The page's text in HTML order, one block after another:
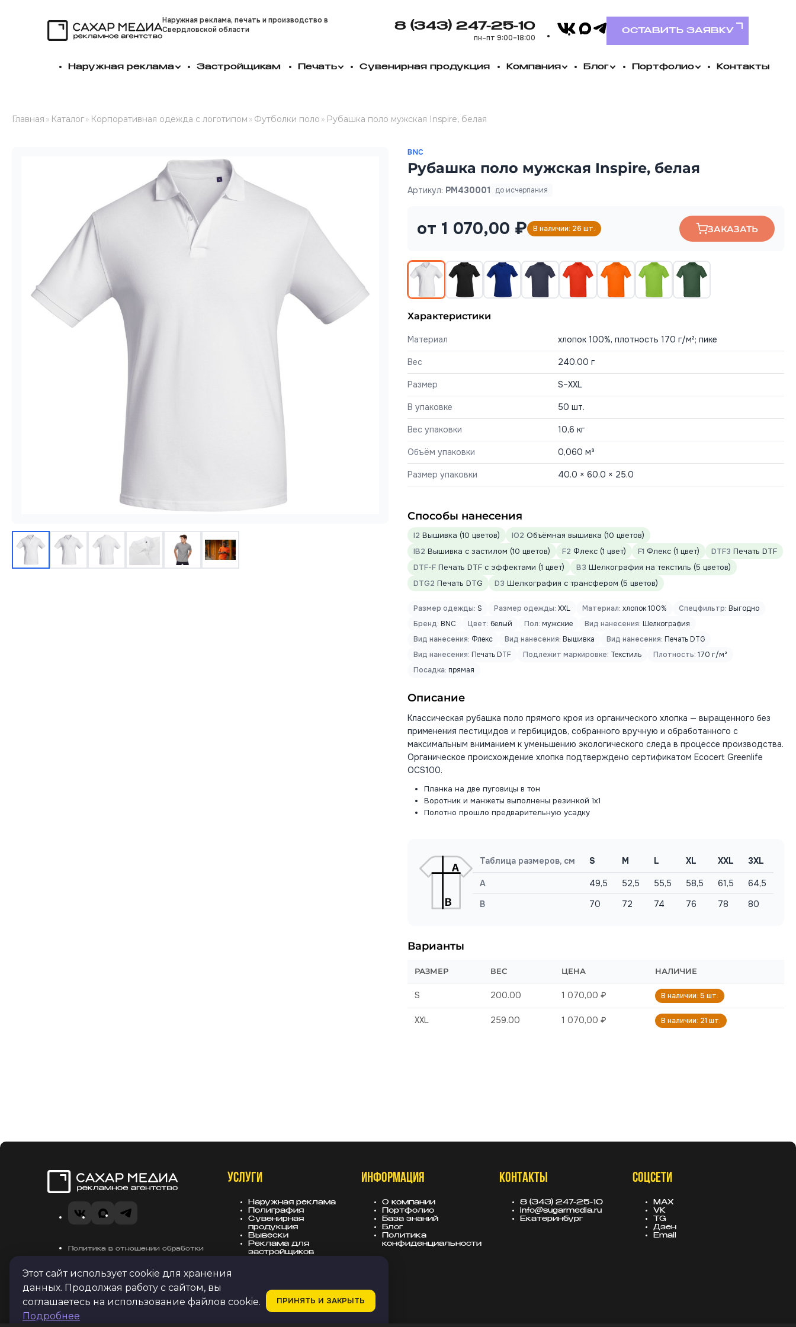
Наружная реклама, печать и производство в
Свердловской области
8 (343) 247-25-10
пн–пт 9:00–18:00
VK MAXTelegramОСТАВИТЬ ЗАЯВКУ
Наружная реклама Застройщикам Печать Сувенирная продукция Компания Блог Портфолио Контакты
Главная » Каталог» Корпоративная одежда с логотипом » Футболки поло » Рубашка поло мужская Inspire, белая
BNC
Рубашка поло мужская Inspire, белая
Артикул: PM430001 до исчерпания
от 1 070,00 ₽ В наличии: 26 шт. ЗАКАЗАТЬ
Характеристики
Материал хлопок 100%, плотность 170 г/м²; пике
Вес 240.00 г
Размер S–XXL
В упаковке 50 шт.
Вес упаковки 10,6 кг
Объём упаковки 0,060 м³
Размер упаковки 40.0 × 60.0 × 25.0
Способы нанесения
I2 Вышивка (10 цветов) IO2 Объёмная вышивка (10 цветов)
IB2 Вышивка с застилом (10 цветов) F2 Флекс (1 цвет) F1 Флекс (1 цвет) DTF3 Печать DTF
DTF-F Печать DTF с эффектами (1 цвет) B3 Шелкография на текстиль (5 цветов)
DTG2 Печать DTG D3 Шелкография с трансфером (5 цветов)
Размер одежды: S Размер одежды: XXL Материал: хлопок 100% Спецфильтр: Выгодно
Бренд: BNC Цвет: белый Пол: мужские Вид нанесения: Шелкография
Вид нанесения: Флекс Вид нанесения: Вышивка Вид нанесения: Печать DTG
Вид нанесения: Печать DTF Подлежит маркировке: Текстиль Плотность: 170 г/м²
Посадка: прямая
Описание
Классическая рубашка поло прямого кроя из органического хлопка — выращенного без
применения пестицидов и гербицидов, собранного вручную и обработанного с
максимальным вниманием к уменьшению экологического следа в процессе производства.
Органическое происхождение хлопка подтверждено сертификатом Ecocert Greenlife
OCS100.
Планка на две пуговицы в тон
Воротник и манжеты выполнены резинкой 1х1
Полотно прошло предварительную усадку
Таблица размеров, см S M L XL XXL 3XL
A 49,5 52,5 55,5 58,5 61,5
64,5
B
70 72 74 76 78 80
Варианты
РАЗМЕР ВЕС ЦЕНА НАЛИЧИЕ
S 200.00 1 070,00 ₽ В наличии: 5 шт.
XXL 259.00 1 070,00 ₽ В наличии: 21 шт.
VK MAXTelegram
Политика в отношении обработки
Согласие на получение рекламных
и информационных рассылок
УСЛУГИ
Наружная реклама
Полиграфия
Сувенирная
продукция
Вывески
Реклама для
застройщиков
ИНФОРМАЦИЯ
О компании
Портфолио
База знаний
Блог
Политика
конфиденциальности
КОНТАКТЫ
8 (343) 247-25-10
info@sugarmedia.ru
Екатеринбург
СОЦСЕТИ
MAX
VK
TG
Дзен
Email
Этот сайт использует cookie для хранения
данных. Продолжая работу с сайтом, вы
соглашаетесь на использование файлов cookie.
Подробнее
ПРИНЯТЬ И ЗАКРЫТЬ